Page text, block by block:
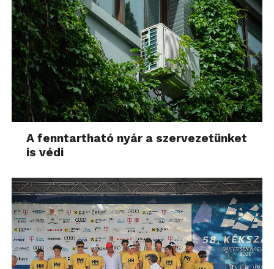
A fenntartható nyár a szervezetünket
is védi